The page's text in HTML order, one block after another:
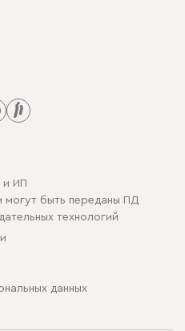
и ИП
могут быть переданы ПД
технологий
данных